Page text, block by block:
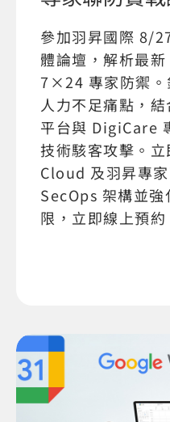
參加羽昇國際 8/
體論壇，解析最
7×24 專家防禦。
人力不足痛點，
平台與 DigiCare
技術駭客攻擊。
Cloud 及羽昇專
SecOps 架構並
限，立即線上預約